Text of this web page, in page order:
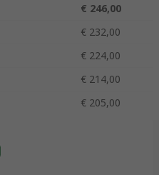
€ 246,00
€ 232,00
€ 224,00
€ 214,00
€ 205,00